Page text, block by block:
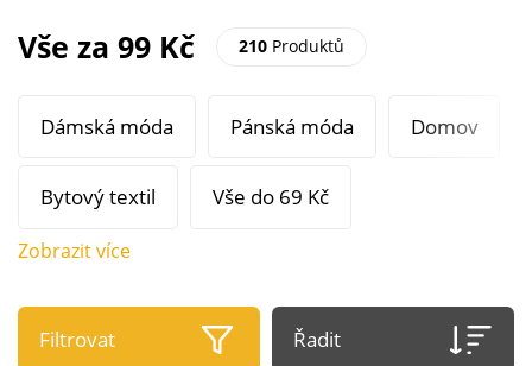
Vše za 99 Kč 210Produktů
Dámská móda Pánská móda Domov
Bytový textil Vše do 69 Kč
Zobrazit více
Filtrovat Řadit